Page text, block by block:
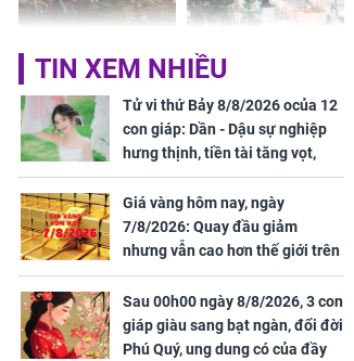
TP.HCM: Nữ công nhân
tử vong trên đường đi
làm về trong khu công
nghiệp Sóng Thần
Đỗ Mỹ Linh hé lộ góc
bếp chill của nhà mới -
cạnh biệt thự bầu Hiển
Sau 00h00 ngày
8/8/2026, 3 con giáp
giàu sang bạt ngàn,
TIN XEM NHIỀU
Tử vi thứ Bảy 8/8/2026 ocủa 12
con giáp: Dần - Dậu sự nghiệp
hưng thịnh, tiền tài tăng vọt,
Mão - Thân công việc bất trắc,
tiền mất tật mang
Giá vàng hôm nay, ngày
7/8/2026: Quay đầu giảm
nhưng vẫn cao hơn thế giới trên
7 triệu đồng
Sau 00h00 ngày 8/8/2026, 3 con
giáp giàu sang bạt ngàn, đổi đời
Phú Quý, ung dung có của đầy